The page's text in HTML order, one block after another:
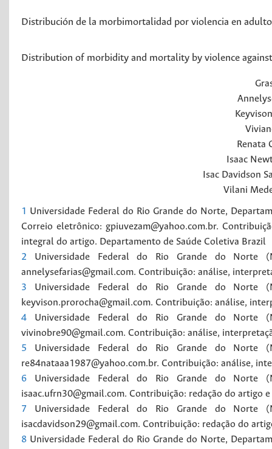
Distribución de la morbimortalidad por violencia en
Distribution of morbidity and mortality by violence
Keyvison
Renata
Isaac
Isac Davidson
Vilani
1 Universidade Federal do Rio Grande do Norte,
Correio eletrônico: gpiuvezam@yahoo.com.br.
integral do artigo. Departamento de Saúde Coletiva Brazil
2
Universidade Federal do Rio Grande do Norte
annelysefarias@gmail.com. Contribuição: análise,
3
Universidade Federal do Rio Grande do Norte
keyvison.prorocha@gmail.com. Contribuição: análise,
4
Universidade Federal do Rio Grande do Norte
vivinobre90@gmail.com. Contribuição: análise,
5
Universidade Federal do Rio Grande do Norte
re84nataaa1987@yahoo.com.br. Contribuição: análise,
6
Universidade Federal do Rio Grande do Norte
isaac.ufrn30@gmail.com. Contribuição: redação do artigo
7
Universidade Federal do Rio Grande do Norte
isacdavidson29@gmail.com. Contribuição: redação do
8 Universidade Federal do Rio Grande do Norte,